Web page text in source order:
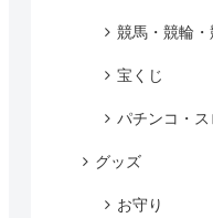
競馬・競輪
宝くじ
パチンコ・ス
グッズ
お守り